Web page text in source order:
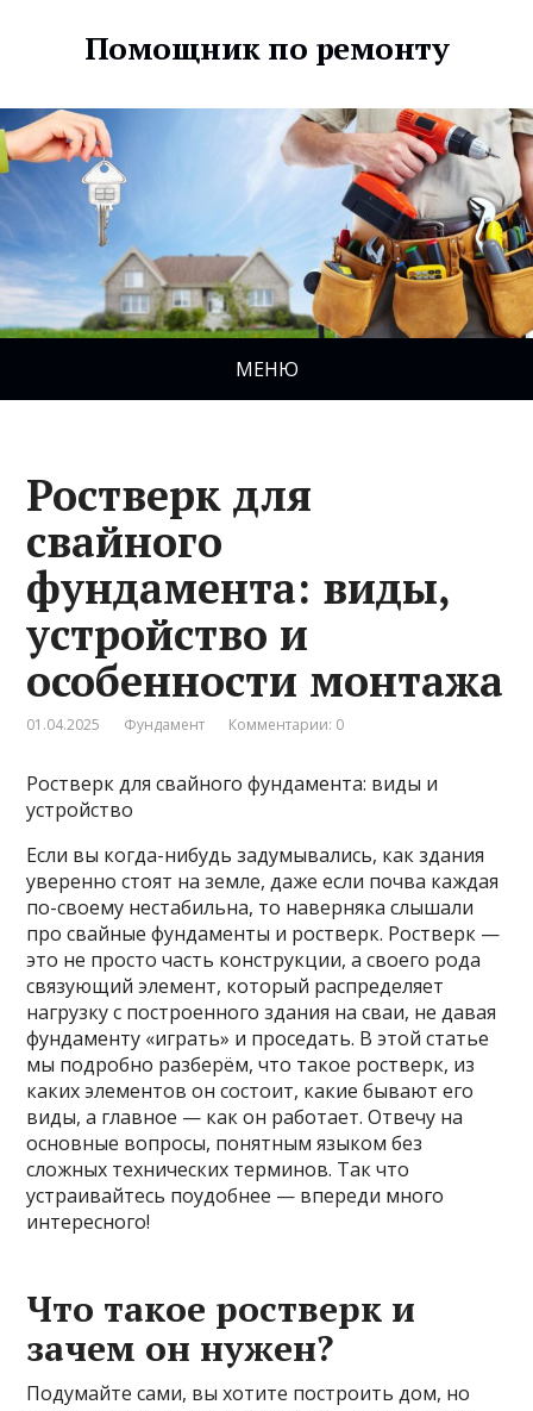
Помощник по ремонту
МЕНЮ
Ростверк для
свайного
фундамента: виды,
устройство и
особенности монтажа
01.04.2025 Фундамент Комментарии: 0
Ростверк для свайного фундамента: виды и
устройство
Если вы когда-нибудь задумывались, как здания
уверенно стоят на земле, даже если почва каждая
по-своему нестабильна, то наверняка слышали
про свайные фундаменты и ростверк. Ростверк —
это не просто часть конструкции, а своего рода
связующий элемент, который распределяет
нагрузку с построенного здания на сваи, не давая
фундаменту «играть» и проседать. В этой статье
мы подробно разберём, что такое ростверк, из
каких элементов он состоит, какие бывают его
виды, а главное — как он работает. Отвечу на
основные вопросы, понятным языком без
сложных технических терминов. Так что
устраивайтесь поудобнее — впереди много
интересного!
Что такое ростверк и
зачем он нужен?
Подумайте сами, вы хотите построить дом, но